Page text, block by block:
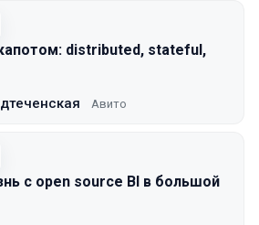
distributed, stateful,
Авито
с open source BI в большой